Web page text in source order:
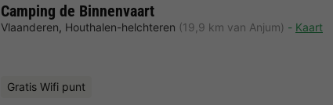
Camping de Binnenvaart
Vlaanderen, Houthalen-helchteren (19,9 km van Anjum) Kaart
Gratis Wifi punt